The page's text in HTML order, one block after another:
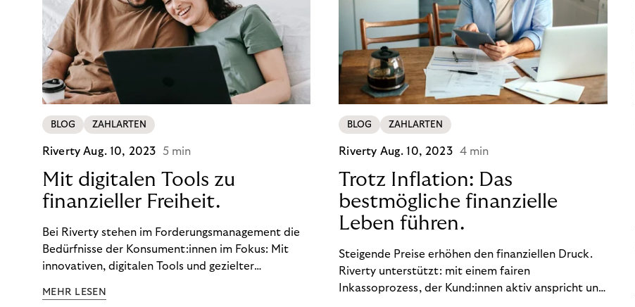
BLOG ZAHLARTEN
RivertyAug. 10, 2023 5 min
Mit digitalen Tools zu
finanzieller Freiheit.
Bei Riverty stehen im Forderungsmanagement die
Bedürfnisse der Konsument:innen im Fokus: Mit
innovativen, digitalen Tools und gezielter
ein Leben in finanzieller Freiheit zu führen. So
MEHR LESEN
BLOG ZAHLARTEN
Riverty Aug. 10, 2023 4 min
Trotz Inflation: Das
bestmögliche finanzielle
Leben führen.
Steigende Preise erhöhen den finanziellen Druck.
Riverty unterstützt: mit einem fairen
Inkassoprozess, der Kund:innen aktiv anspricht und